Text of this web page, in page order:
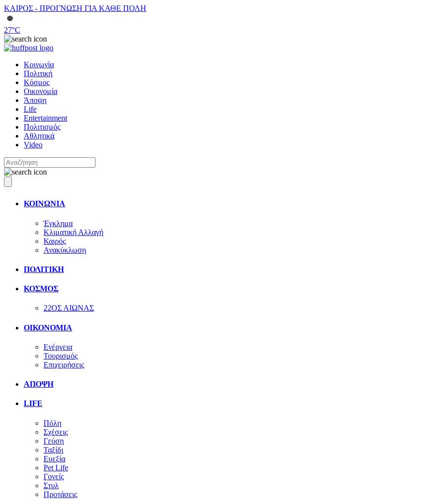
ΚΑΙΡΟΣ - ΠΡΟΓΝΩΣΗ ΓΙΑ ΚΑΘΕ ΠΟΛΗ
27°C
Κοινωνία
Πολιτική
Κόσμος
Οικονομία
Άποψη
Life
Entertainment
Πολιτισμός
Αθλητικά
Video
ΚΟΙΝΩΝΙΑ
Έγκλημα
Κλιματική Αλλαγή
Καιρός
Ανακύκλωση
ΠΟΛΙΤΙΚΗ
ΚΟΣΜΟΣ
22ΟΣ ΑΙΩΝΑΣ
ΟΙΚΟΝΟΜΙΑ
Ενέργεια
Τουρισμός
Επιχειρήσεις
ΑΠΟΨΗ
LIFE
Πόλη
Σχέσεις
Γεύση
Ταξίδι
Ευεξία
Pet Life
Γονείς
Στυλ
Προτάσεις